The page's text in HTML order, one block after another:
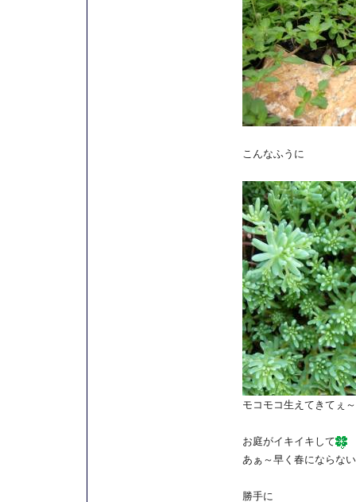
こんなふうに
モコモコ生えてきてぇ～
お庭がイキイキして
あぁ～早く春にならな
勝手に